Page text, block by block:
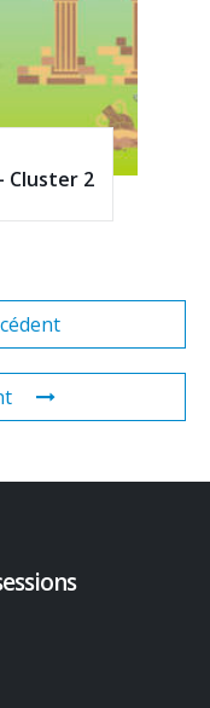
Cluster 2